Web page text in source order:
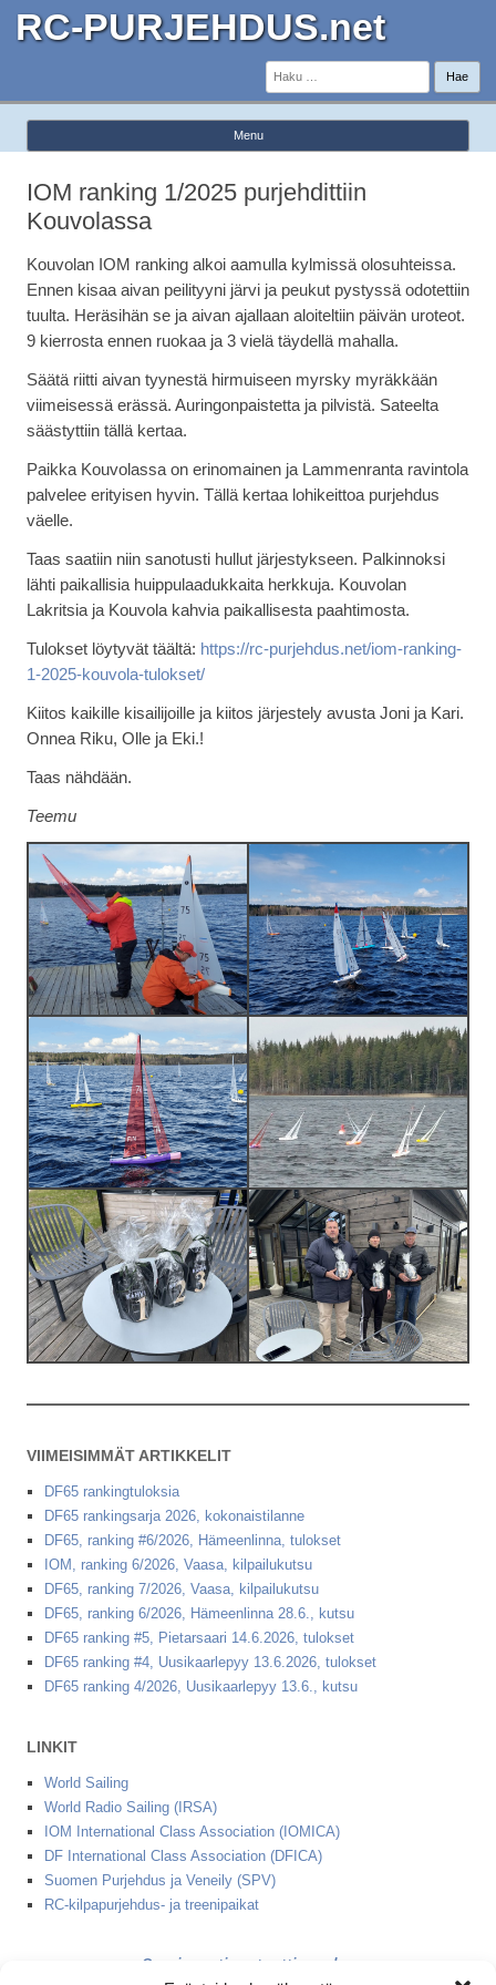
RC-PURJEHDUS.net
Haku:
Menu
IOM ranking 1/2025 purjehdittiin
Kouvolassa
Kouvolan IOM ranking alkoi aamulla kylmissä olosuhteissa.
Ennen kisaa aivan peilityyni järvi ja peukut pystyssä odotettiin
tuulta. Heräsihän se ja aivan ajallaan aloiteltiin päivän uroteot.
9 kierrosta ennen ruokaa ja 3 vielä täydellä mahalla.
Säätä riitti aivan tyynestä hirmuiseen myrsky myräkkään
viimeisessä erässä. Auringonpaistetta ja pilvistä. Sateelta
säästyttiin tällä kertaa.
Paikka Kouvolassa on erinomainen ja Lammenranta ravintola
palvelee erityisen hyvin. Tällä kertaa lohikeittoa purjehdus
väelle.
Taas saatiin niin sanotusti hullut järjestykseen. Palkinnoksi
lähti paikallisia huippulaadukkaita herkkuja. Kouvolan
Lakritsia ja Kouvola kahvia paikallisesta paahtimosta.
Tulokset löytyvät täältä: https://rc-purjehdus.net/iom-ranking-
1-2025-kouvola-tulokset/
Kiitos kaikille kisailijoille ja kiitos järjestely avusta Joni ja Kari.
Onnea Riku, Olle ja Eki.!
Taas nähdään.
Teemu
VIIMEISIMMÄT ARTIKKELIT
DF65 rankingtuloksia
DF65 rankingsarja 2026, kokonaistilanne
DF65, ranking #6/2026, Hämeenlinna, tulokset
IOM, ranking 6/2026, Vaasa, kilpailukutsu
DF65, ranking 7/2026, Vaasa, kilpailukutsu
DF65, ranking 6/2026, Hämeenlinna 28.6., kutsu
DF65 ranking #5, Pietarsaari 14.6.2026, tulokset
DF65 ranking #4, Uusikaarlepyy 13.6.2026, tulokset
DF65 ranking 4/2026, Uusikaarlepyy 13.6., kutsu
LINKIT
World Sailing
World Radio Sailing (IRSA)
IOM International Class Association (IOMICA)
DF International Class Association (DFICA)
Suomen Purjehdus ja Veneily (SPV)
RC-kilpapurjehdus- ja treenipaikat
2 minuutin starttinauha